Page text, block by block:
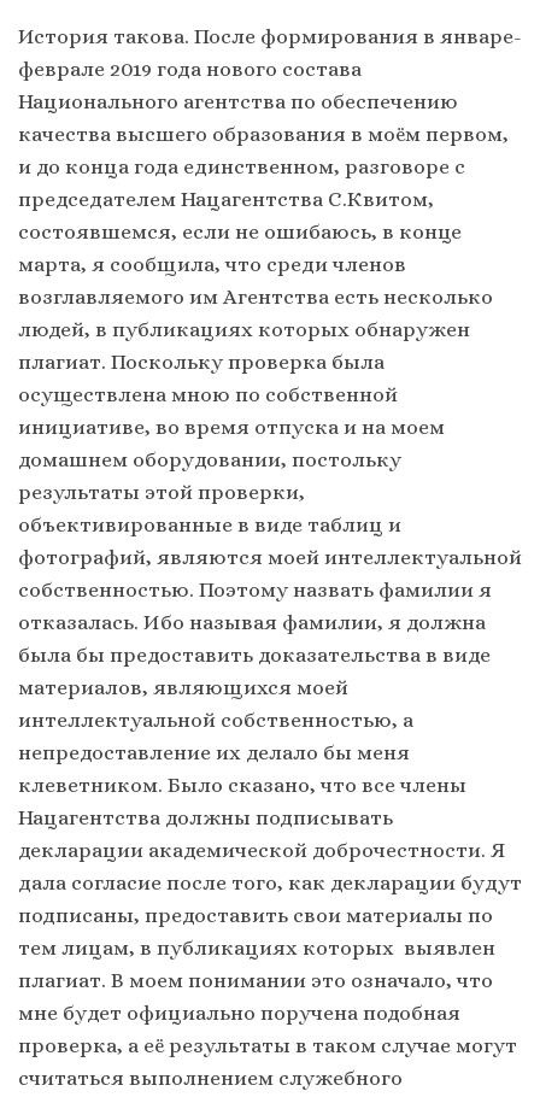
История такова. После формирования в январе-
феврале 2019 года нового состава
Национального агентства по обеспечению
качества высшего образования в моём первом,
и до конца года единственном, разговоре с
председателем Нацагентства С.Квитом,
состоявшемся, если не ошибаюсь, в конце
марта, я сообщила, что среди членов
возглавляемого им Агентства есть несколько
людей, в публикациях которых обнаружен
плагиат. Поскольку проверка была
осуществлена мною по собственной
инициативе, во время отпуска и на моем
домашнем оборудовании, постольку
результаты этой проверки,
объективированные в виде таблиц и
фотографий, являются моей интеллектуальной
собственностью. Поэтому назвать фамилии я
отказалась. Ибо называя фамилии, я должна
была бы предоставить доказательства в виде
материалов, являющихся моей
интеллектуальной собственностью, а
непредоставление их делало бы меня
клеветником. Было сказано, что все члены
Нацагентства должны подписывать
декларации академической доброчестности. Я
дала согласие после того, как декларации будут
подписаны, предоставить свои материалы по
тем лицам, в публикациях которых выявлен
плагиат. В моем понимании это означало, что
мне будет официально поручена подобная
проверка, а её результаты в таком случае могут
считаться выполнением служебного